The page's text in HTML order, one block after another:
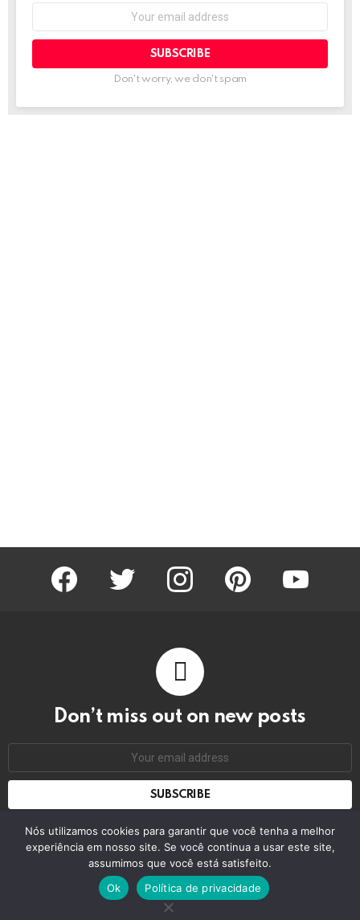
Don't worry, we don't spam
facebook twitter instagram pinterest youtube
Don’t miss out on new posts
© 2026 by bring the pixel. Remember to change this
Contact us
Nós utilizamos cookies para garantir que você tenha a melhor
experiência em nosso site. Se você continua a usar este site,
assumimos que você está satisfeito.
Ok
Política de privacidade